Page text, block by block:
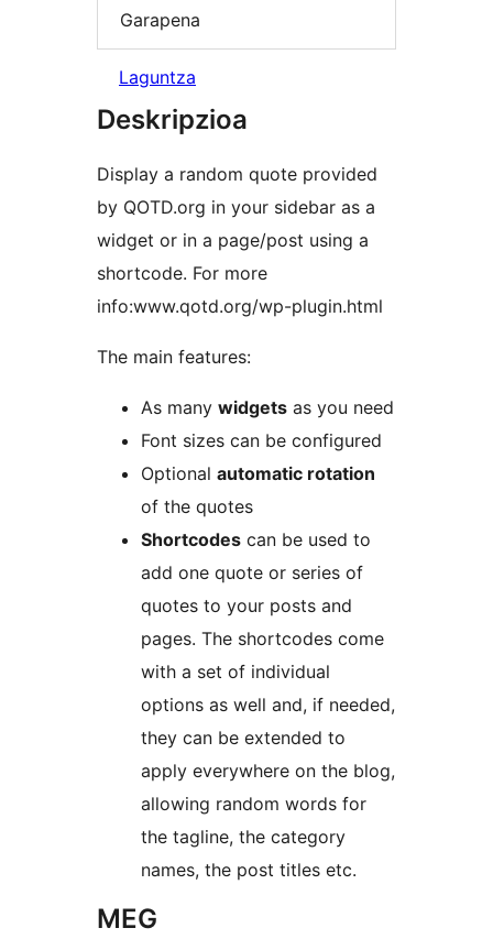
Garapena
Laguntza
Deskripzioa
Display a random quote provided
by QOTD.org in your sidebar as a
widget or in a page/post using a
shortcode. For more
info:www.qotd.org/wp-plugin.html
The main features:
As many widgets as you need
Font sizes can be configured
Optional automatic rotation
of the quotes
Shortcodes can be used to
add one quote or series of
quotes to your posts and
pages. The shortcodes come
with a set of individual
options as well and, if needed,
they can be extended to
apply everywhere on the blog,
allowing random words for
the tagline, the category
names, the post titles etc.
MEG